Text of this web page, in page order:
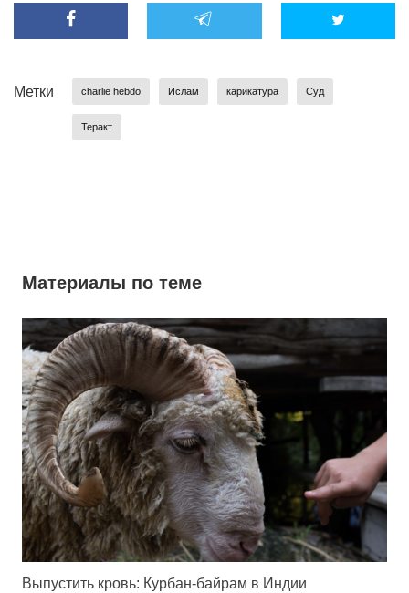
Метки charlie hebdo Ислам карикатура Суд
Теракт
Материалы по теме
Выпустить кровь: Курбан-байрам в Индии